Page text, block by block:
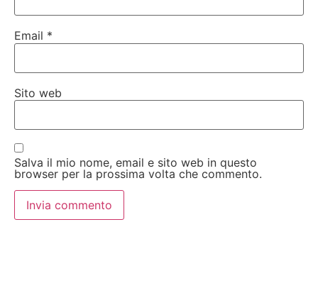
Email *
Sito web
Salva il mio nome, email e sito web in questo
browser per la prossima volta che commento.